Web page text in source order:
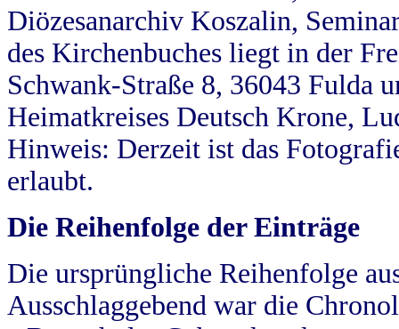
Diözesanarchiv Koszalin,
des Kirchenbuches liegt in der
Schwank-Straße 8, 36043 Fulda
Heimatkreises Deutsch Krone,
Hinweis: Derzeit ist das
erlaubt.
Die Reihenfolge der Einträge
Die ursprüngliche Reihenfolge
Ausschlaggebend war die